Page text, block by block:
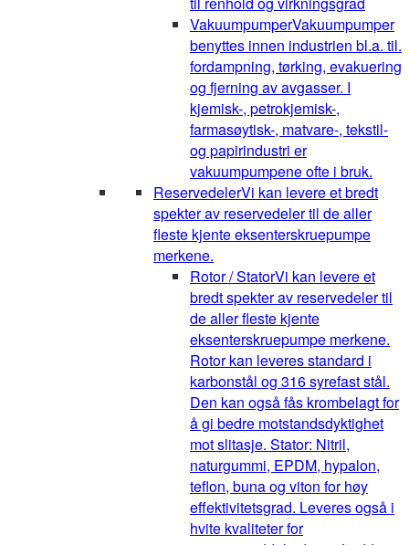
VakuumpumperVakuumpumper
benyttes innen industrien bl.a. til.
fordampning, tørking, evakuering
og fjerning av avgasser. I
kjemisk-, petrokjemisk-,
farmasøytisk-, matvare-, tekstil-
og papirindustri er
vakuumpumpene ofte i bruk.
ReservedelerVi kan levere et bredt
spekter av reservedeler til de aller
fleste kjente eksenterskruepumpe
merkene.
Rotor / StatorVi kan levere et
bredt spekter av reservedeler til
de aller fleste kjente
eksenterskruepumpe merkene.
Rotor kan leveres standard i
karbonstål og 316 syrefast stål.
Den kan også fås krombelagt for
å gi bedre motstandsdyktighet
mot slitasje. Stator: Nitril,
naturgummi, EPDM, hypalon,
teflon, buna og viton for høy
effektivitetsgrad. Leveres også i
hvite kvaliteter for